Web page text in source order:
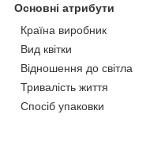
Основні атрибути
Країна виробник
Вид квітки
Відношення до світла
Тривалість життя
Спосіб упаковки